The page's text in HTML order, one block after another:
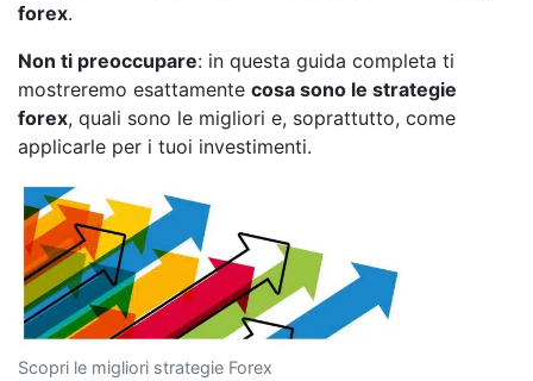
forex.
Non ti preoccupare: in questa guida completa ti
mostreremo esattamente cosa sono le strategie
forex, quali sono le migliori e, soprattutto, come
applicarle per i tuoi investimenti.
Scopri le migliori strategie Forex